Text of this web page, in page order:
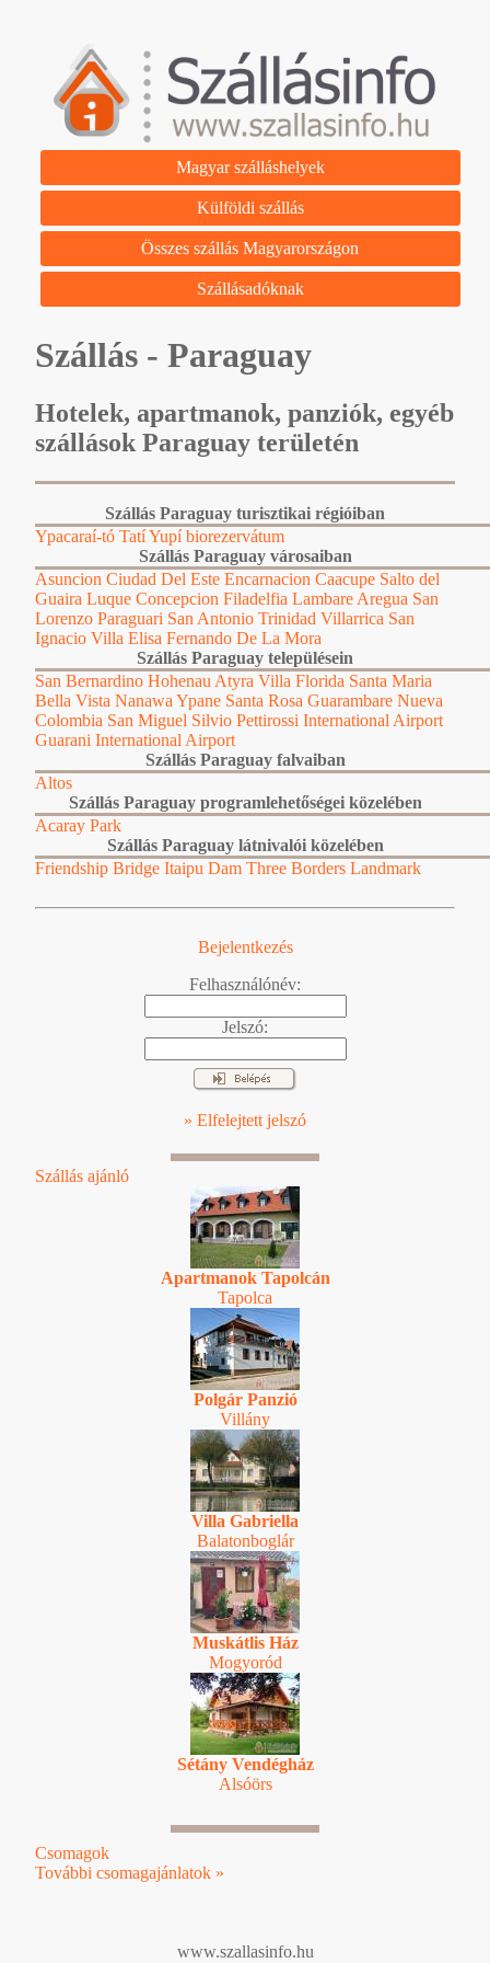
Magyar szálláshelyek
Külföldi szállás
Összes szállás Magyarországon
Szállásadóknak
Szállás - Paraguay
Hotelek, apartmanok, panziók, egyéb
szállások Paraguay területén
Szállás Paraguay turisztikai régióiban
Ypacaraí-tó Tatí Yupí biorezervátum
Szállás Paraguay városaiban
Asuncion Ciudad Del Este Encarnacion Caacupe Salto del
Guaira Luque Concepcion Filadelfia Lambare Aregua San
Lorenzo Paraguari San Antonio Trinidad Villarrica San
Ignacio Villa Elisa Fernando De La Mora
Szállás Paraguay településein
San Bernardino Hohenau Atyra Villa Florida Santa Maria
Bella Vista Nanawa Ypane Santa Rosa Guarambare Nueva
Colombia San Miguel Silvio Pettirossi International Airport
Guarani International Airport
Szállás Paraguay falvaiban
Altos
Szállás Paraguay programlehetőségei közelében
Acaray Park
Szállás Paraguay látnivalói közelében
Friendship Bridge Itaipu Dam Three Borders Landmark
Bejelentkezés
Felhasználónév:
Jelszó:
» Elfelejtett jelszó
Szállás ajánló
Apartmanok Tapolcán
Tapolca
Polgár Panzió
Villány
Villa Gabriella
Balatonboglár
Muskátlis Ház
Mogyoród
Sétány Vendégház
Alsóörs
Csomagok
További csomagajánlatok »
www.szallasinfo.hu